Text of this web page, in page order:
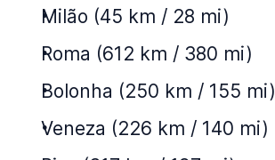
Milão (45 km / 28 mi)
Roma (612 km / 380 mi)
Bolonha (250 km / 155 mi)
Veneza (226 km / 140 mi)